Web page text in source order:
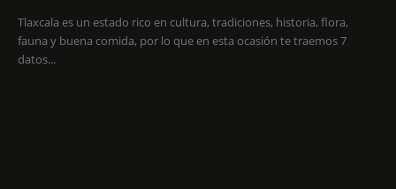
Tlaxcala es un estado rico en cultura, tradiciones, historia, flora,
fauna y buena comida, por lo que en esta ocasión te traemos 7
datos...